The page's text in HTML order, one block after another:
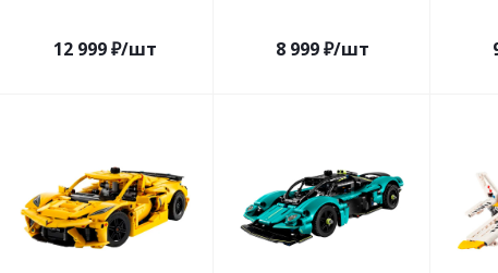
12 999₽/шт 8 999₽/шт